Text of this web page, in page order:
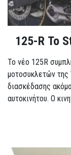
125-R Το
Το νέο 125R
μοτοσυκλετών της
διασκέδασης
αυτοκινήτου. Ο